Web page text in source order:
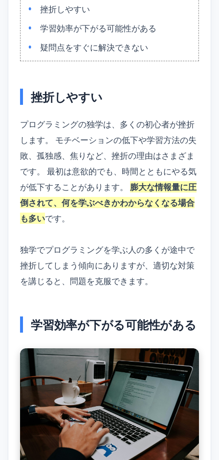
挫折しやすい
学習効率が下がる可能性がある
疑問点をすぐに解決できない
挫折しやすい
プログラミングの独学は、多くの初心者が挫折
します。 モチベーションの低下や学習方法の失
敗、孤独感、焦りなど、挫折の理由はさまざま
です。 最初は意欲的でも、時間とともにやる気
が低下することがあります。 膨大な情報量に圧
倒されて、何を学ぶべきかわからなくなる場合
も多いです。
独学でプログラミングを学ぶ人の多くが途中で
挫折してしまう傾向にありますが、適切な対策
を講じると、問題を克服できます。
学習効率が下がる可能性がある